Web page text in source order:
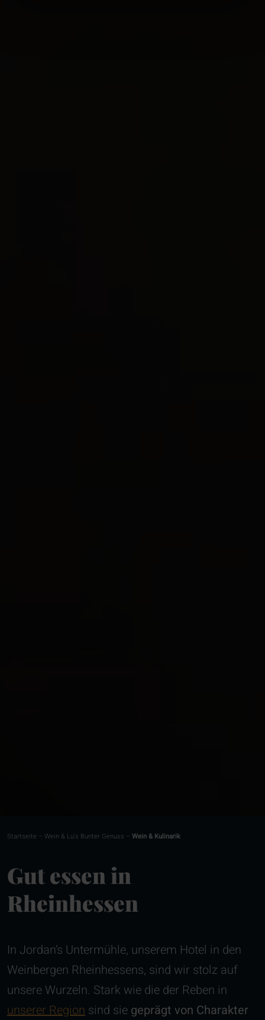
Startseite Wein & Lu's Bunter Genuss Wein & Kulinarik
Gut essen in
Rheinhessen
In Jordan’s Untermühle, unserem Hotel in den
Weinbergen Rheinhessens, sind wir stolz auf
unsere Wurzeln. Stark wie die der Reben in
unserer Region sind sie geprägt von Charakter